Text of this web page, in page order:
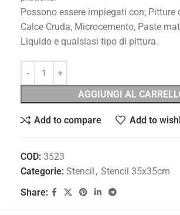
Possono essere impiegati con; Pitture
Calce Cruda, Microcemento, Paste
Liquido e qualsiasi tipo di pittura.
AGGIUNGI AL
Add to compare Add to
COD: 3523
Categorie: Stencil , Stencil 35x35cm
Share: